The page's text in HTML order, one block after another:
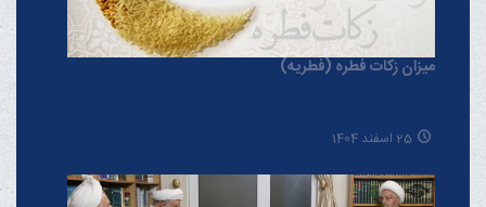
میزان زکات فطره (فطریه)
25 اسفند 1404